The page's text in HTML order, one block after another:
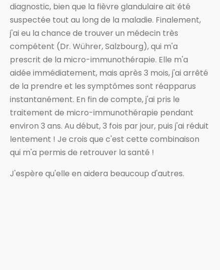
diagnostic, bien que la fièvre glandulaire ait été
suspectée tout au long de la maladie. Finalement,
j'ai eu la chance de trouver un médecin très
compétent (Dr. Wührer, Salzbourg), qui m'a
prescrit de la micro-immunothérapie. Elle m'a
aidée immédiatement, mais après 3 mois, j'ai arrêté
de la prendre et les symptômes sont réapparus
instantanément. En fin de compte, j'ai pris le
traitement de micro-immunothérapie pendant
environ 3 ans. Au début, 3 fois par jour, puis j'ai réduit
lentement ! Je crois que c'est cette combinaison
qui m'a permis de retrouver la santé !
J'espère qu'elle en aidera beaucoup d'autres.